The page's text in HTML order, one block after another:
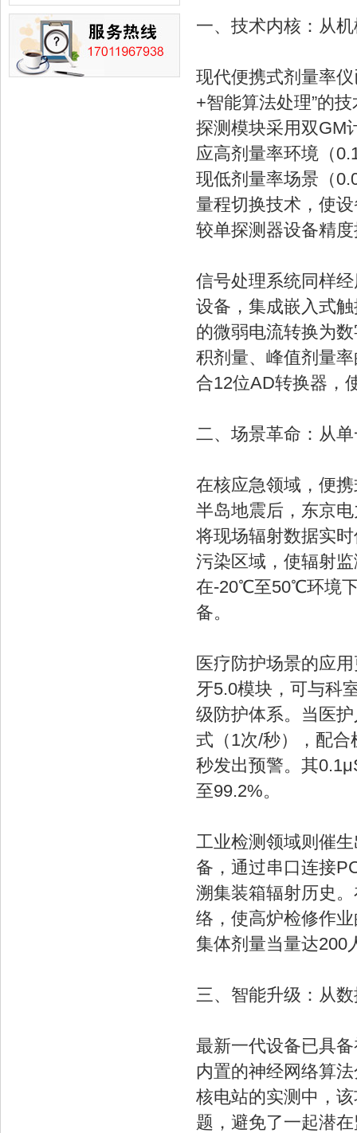
一、技术内核：从
现代便携式剂量率
+智能算法处理”的
探测模块采用双GM
应高剂量率环境（
现低剂量率场景（
量程切换技术，使
较单探测器设备精
信号处理系统同样
设备，集成嵌入式
的微弱电流转换为
积剂量、峰值剂量
合12位AD转换器，
二、场景革命：从
在核应急领域，便
半岛地震后，东京
将现场辐射数据实
污染区域，使辐射
在-20℃至50℃环境
备。
医疗防护场景的应
牙5.0模块，可与科
级防护体系。当医
式（1次/秒），配
秒发出预警。其
至99.2%。
工业检测领域则催
备，通过串口连接
溯集装箱辐射历史
络，使高炉检修作
集体剂量当量达200
三、智能升级：从
最新一代设备已具
内置的神经网络算
核电站的实测中，
题，避免了一起潜